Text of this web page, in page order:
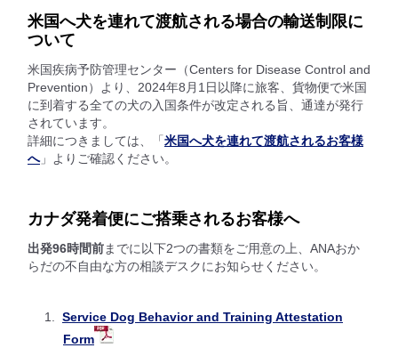
米国へ犬を連れて渡航される場合の輸送制限に
ついて
米国疾病予防管理センター（Centers for Disease Control and
Prevention）より、2024年8月1日以降に旅客、貨物便で米国
に到着する全ての犬の入国条件が改定される旨、通達が発行
されています。
詳細につきましては、「 米国へ犬を連れて渡航されるお客様
へ」よりご確認ください。
カナダ発着便にご搭乗されるお客様へ
出発96時間前までに以下2つの書類をご用意の上、ANAおか
らだの不自由な方の相談デスクにお知らせください。
Service Dog Behavior and Training Attestation
Form